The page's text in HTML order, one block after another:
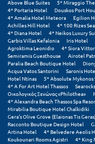
Μήλος
Μονεμβασιά
Μουζάκι
Μπαλί Κρήτης
Μπάνσκο
Μπούκα Μεσσηνίας
Μύκονος
Μυστράς
Above Blue Suites
5* Miraggio
4* Portaria Hotel
Douskos Port
4* Amalia Hotel Meteora
Egilion
Achilles Hill Hotel
4* 100 Rizes
4* Diana Hotel
4* Neikos Luxury
Garbis Villas Kefalonia
Iris Hotel
Agroktima Leonidio
4* Siora
Semiramis Guesthouse
Airotel
Paralia Beach Boutique Hotel
Acqua Vatos Santorini
Saronis
Hotel Ntinas
5* Absolute Mykonos
4* A For Art Hotel Thassos
Οικολογικός Ξενώνας «Philothea»
4* Alexandra Beach Thassos Spa
Mirabilia Boutique Hotel Chalkidiki
Gera's Olive Grove (Elaionas Tis
Racconto Boutique Design Hotel
Artina Hotel
4* Belvedere Aeolis
Koukounari Rooms Agistri
4* King